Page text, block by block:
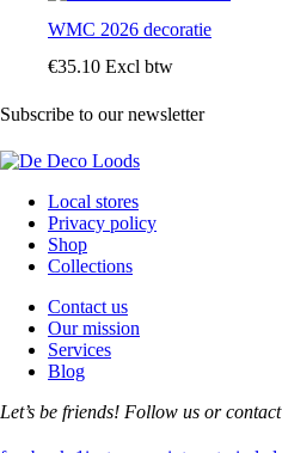
WMC 2026 decoratie
€35.10 Excl btw
Subscribe to our newsletter
Local stores
Privacy policy
Shop
Collections
Contact us
Our mission
Services
Blog
Let’s be friends! Follow us or contact